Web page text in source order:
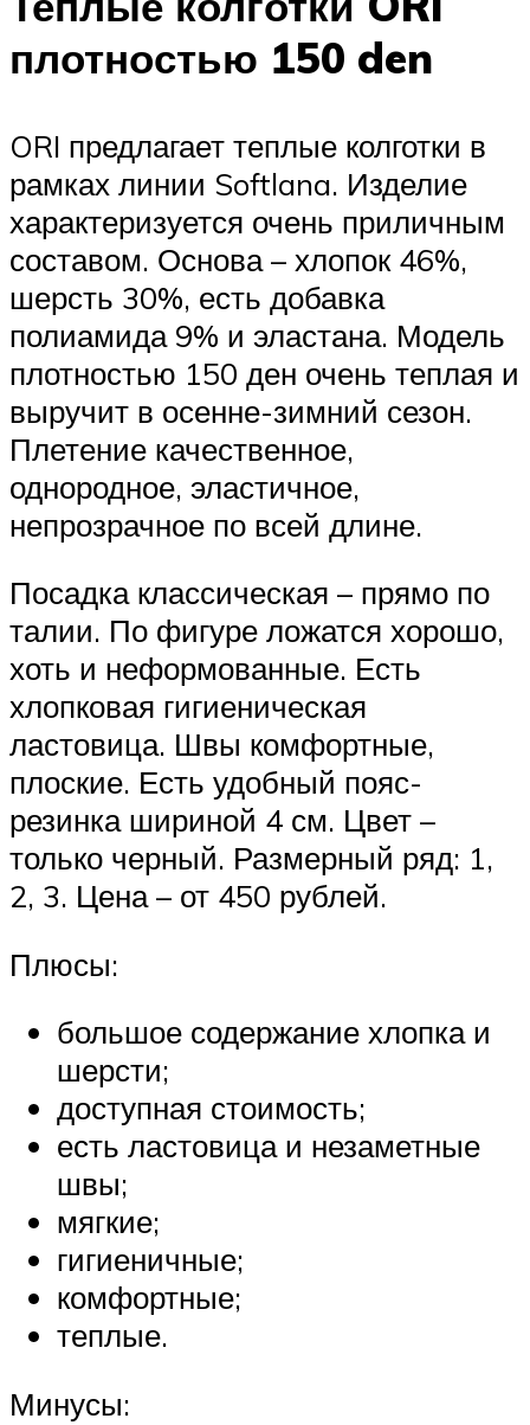
плотностью 150 den
ORI предлагает теплые колготки в
рамках линии Softlana. Изделие
характеризуется очень приличным
составом. Основа – хлопок 46%,
шерсть 30%, есть добавка
полиамида 9% и эластана. Модель
плотностью 150 ден очень теплая и
выручит в осенне-зимний сезон.
Плетение качественное,
однородное, эластичное,
непрозрачное по всей длине.
Посадка классическая – прямо по
талии. По фигуре ложатся хорошо,
хоть и неформованные. Есть
хлопковая гигиеническая
ластовица. Швы комфортные,
плоские. Есть удобный пояс-
резинка шириной 4 см. Цвет –
только черный. Размерный ряд: 1,
2, 3. Цена – от 450 рублей.
Плюсы:
большое содержание хлопка и
шерсти;
доступная стоимость;
есть ластовица и незаметные
швы;
мягкие;
гигиеничные;
комфортные;
теплые.
Минусы: